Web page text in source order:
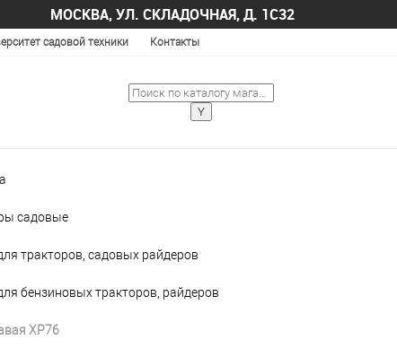
МОСКВА, УЛ. СКЛАДОЧНАЯ, Д. 1С32
садовой техники Контакты
садовые
тракторов, садовых райдеров
бензиновых тракторов, райдеров
XP76